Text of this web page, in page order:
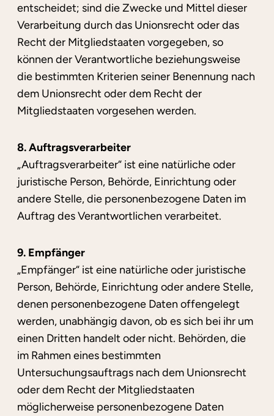
entscheidet; sind die Zwecke und Mittel dieser
Verarbeitung durch das Unionsrecht oder das
Recht der Mitgliedstaaten vorgegeben, so
können der Verantwortliche beziehungsweise
die bestimmten Kriterien seiner Benennung nach
dem Unionsrecht oder dem Recht der
Mitgliedstaaten vorgesehen werden.
8. Auftragsverarbeiter
„Auftragsverarbeiter“ ist eine natürliche oder
juristische Person, Behörde, Einrichtung oder
andere Stelle, die personenbezogene Daten im
Auftrag des Verantwortlichen verarbeitet.
9. Empfänger
„Empfänger“ ist eine natürliche oder juristische
Person, Behörde, Einrichtung oder andere Stelle,
denen personenbezogene Daten offengelegt
werden, unabhängig davon, ob es sich bei ihr um
einen Dritten handelt oder nicht. Behörden, die
im Rahmen eines bestimmten
Untersuchungsauftrags nach dem Unionsrecht
oder dem Recht der Mitgliedstaaten
möglicherweise personenbezogene Daten